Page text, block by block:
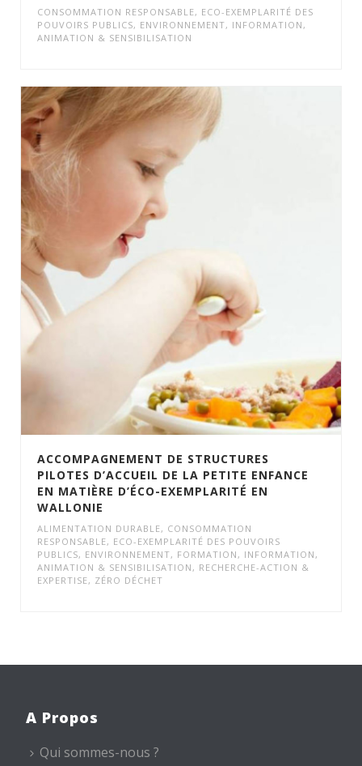
CONSOMMATION RESPONSABLE, ECO-EXEMPLARITÉ DES
POUVOIRS PUBLICS, ENVIRONNEMENT, INFORMATION,
ANIMATION & SENSIBILISATION
ACCOMPAGNEMENT DE STRUCTURES
PILOTES D’ACCUEIL DE LA PETITE ENFANCE
EN MATIÈRE D’ÉCO-EXEMPLARITÉ EN
WALLONIE
ALIMENTATION DURABLE, CONSOMMATION
RESPONSABLE, ECO-EXEMPLARITÉ DES POUVOIRS
PUBLICS, ENVIRONNEMENT, FORMATION , INFORMATION,
ANIMATION & SENSIBILISATION , RECHERCHE-ACTION &
EXPERTISE, ZÉRO DÉCHET
A Propos
Qui sommes-nous ?